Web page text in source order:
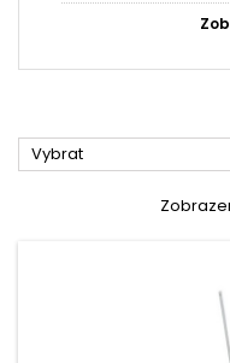
Vybrat